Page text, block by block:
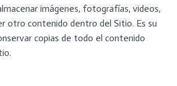
imágenes, fotografías, videos,
otro contenido dentro del Sitio. Es su
copias de todo el contenido